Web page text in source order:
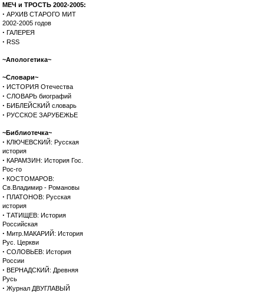
МЕЧ и ТРОСТЬ 2002-2005:
· АРХИВ СТАРОГО МИТ
2002-2005 годов
· ГАЛЕРЕЯ
· RSS
~Апологетика~
~Словари~
· ИСТОРИЯ Отечества
· СЛОВАРЬ биографий
· БИБЛЕЙСКИЙ словарь
· РУССКОЕ ЗАРУБЕЖЬЕ
~Библиотечка~
· КЛЮЧЕВСКИЙ: Русская
история
· КАРАМЗИН: История Гос.
Рос-го
· КОСТОМАРОВ:
Св.Владимир - Романовы
· ПЛАТОНОВ: Русская
история
· ТАТИЩЕВ: История
Российская
· Митр.МАКАРИЙ: История
Рус. Церкви
· СОЛОВЬЕВ: История
России
· ВЕРНАДСКИЙ: Древняя
Русь
· Журнал ДВУГЛАВЫЙ